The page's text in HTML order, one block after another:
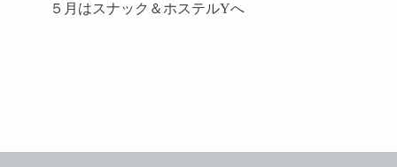
５月はスナック＆ホステルYへ